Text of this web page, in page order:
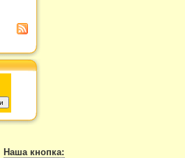
Наша кнопка: